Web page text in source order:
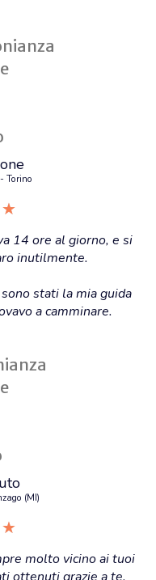
Torino
★
14 ore al giorno, e si
inutilmente.
stati la mia guida
a camminare.
(MI)
★
molto vicino ai tuoi